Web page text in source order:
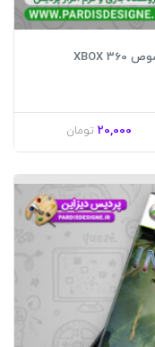
20,000 تومان